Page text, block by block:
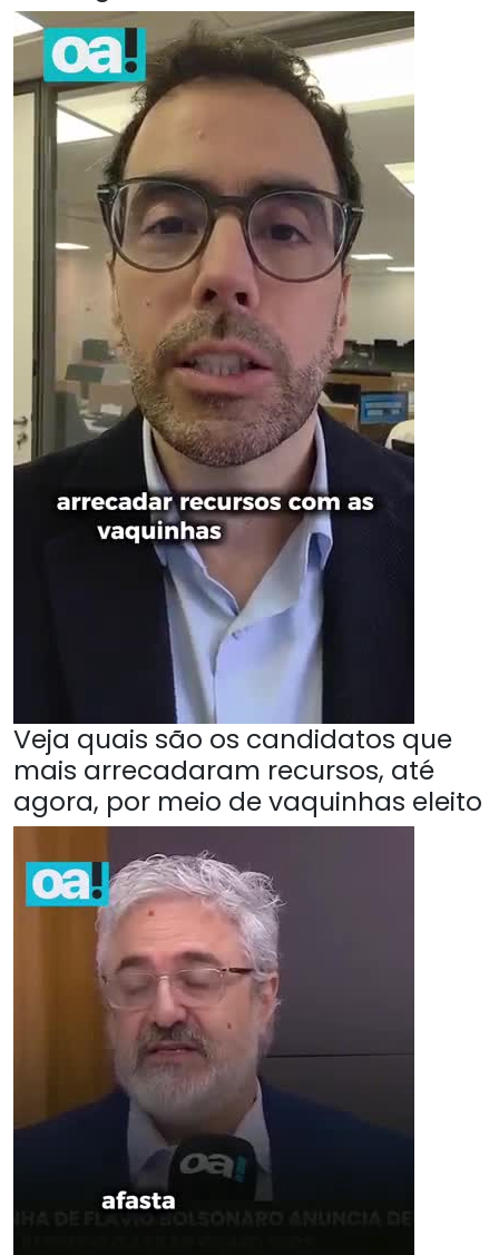
Veja quais são os candidatos que
mais arrecadaram recursos, até
agora, por meio de vaquinhas eleito